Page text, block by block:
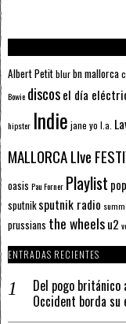
Albert Petitblurbn mallorca
Bowie discosel día
hipster Indie jane yo l.a.
MALLORCA LIve
oasis Pau Forner Playlist pop
sputnik sputnik radio
prussians the wheelsu2
ENTRADAS RECIENTES
Del pogo británico
Occident borda